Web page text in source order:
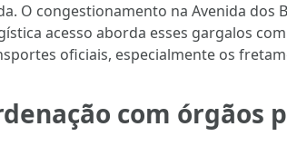
O congestionamento na Avenida dos
acesso aborda esses gargalos
oficiais, especialmente os
com órgãos